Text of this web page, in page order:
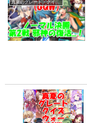
真夏のグレート・クイズ・ウォー(GQW)